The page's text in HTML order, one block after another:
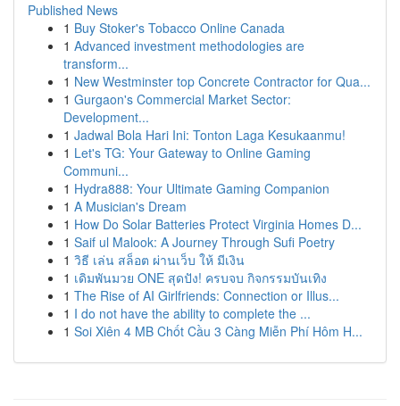
Published News
1 Buy Stoker's Tobacco Online Canada
1 Advanced investment methodologies are
transform...
1 New Westminster top Concrete Contractor for Qua...
1 Gurgaon's Commercial Market Sector:
Development...
1 Jadwal Bola Hari Ini: Tonton Laga Kesukaanmu!
1 Let's TG: Your Gateway to Online Gaming
Communi...
1 Hydra888: Your Ultimate Gaming Companion
1 A Musician's Dream
1 How Do Solar Batteries Protect Virginia Homes D...
1 Saif ul Malook: A Journey Through Sufi Poetry
1 วิธี เล่น สล็อต ผ่านเว็บ ให้ มีเงิน
1 เดิมพันมวย ONE สุดปัง! ครบจบ กิจกรรมบันเทิง
1 The Rise of AI Girlfriends: Connection or Illus...
1 I do not have the ability to complete the ...
1 Soi Xiên 4 MB Chốt Cầu 3 Càng Miễn Phí Hôm H...